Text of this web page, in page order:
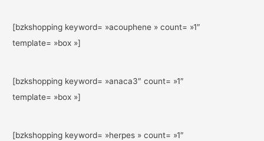
[bzkshopping keyword= »acouphene » count= »1″
template= »box »]
[bzkshopping keyword= »anaca3″ count= »1″
template= »box »]
[bzkshopping keyword= »herpes » count= »1″